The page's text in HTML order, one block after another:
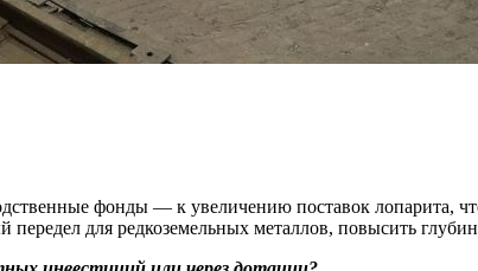
фонды — ​к увеличению поставок лопарита,
передел для редкоземельных металлов, повысить